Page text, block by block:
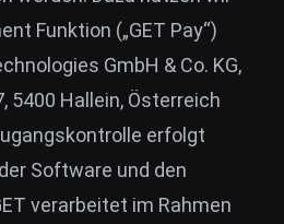
Funktion („GET Pay“)
GmbH & Co. KG,
5400 Hallein, Österreich
erfolgt
Software und den
verarbeitet im Rahmen